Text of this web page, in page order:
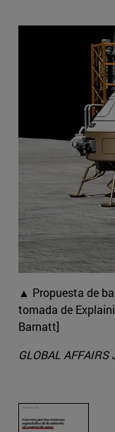
▲ Propuesta de
tomada de
Barnatt]
GLOBAL AFFAIRS